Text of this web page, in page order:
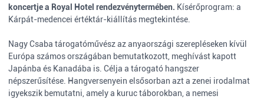
koncertje a Royal Hotel rendezvénytermében. Kísérőprogram: a
Kárpát-medencei értéktár-kiállítás megtekintése.
Nagy Csaba tárogatóművész az anyaországi szerepléseken kívül
Európa számos országában bemutatkozott, meghívást kapott
Japánba és Kanadába is. Célja a tárogató hangszer
népszerűsítése. Hangversenyein elsősorban azt a zenei irodalmat
igyekszik bemutatni, amely a kuruc táborokban, a nemesi